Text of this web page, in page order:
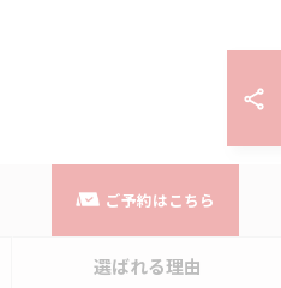
ご予約はこちら
選ばれる理由